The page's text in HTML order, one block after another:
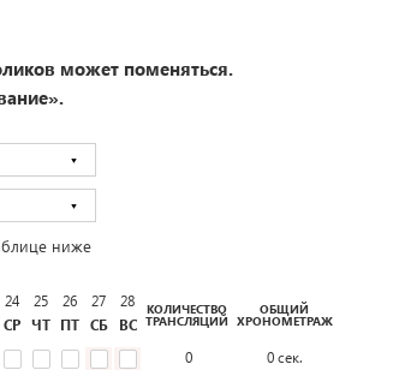
может поменяться.
ниже
24
СР
25
ЧТ
26
ПТ
27
СБ
28
ВС
КОЛИЧЕСТВО
ТРАНСЛЯЦИЙ
ОБЩИЙ
ХРОНОМЕТРАЖ
0 0сек.